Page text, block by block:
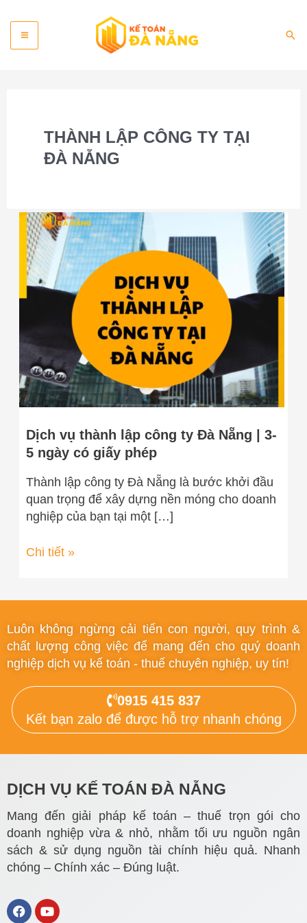
content
Main
Menu
THÀNH LẬP CÔNG TY TẠI
ĐÀ NẴNG
Dịch vụ thành lập công ty Đà Nẵng | 3-
5 ngày có giấy phép
Thành lập công ty Đà Nẵng là bước khởi đầu
quan trọng để xây dựng nền móng cho doanh
nghiệp của bạn tại một […]
Dịch
vụ
thành
lập
công
Nẵng
3-
5
ngày
có
giấy
phép
Chi tiết »
Luôn không ngừng cải tiến con người, quy trình &
chất lượng công việc để mang đến cho quý doanh
nghiệp dịch vụ kế toán - thuế chuyên nghiệp, uy tín!
0915 415 837
Kết bạn zalo để được hỗ trợ nhanh chóng
DỊCH VỤ KẾ TOÁN ĐÀ NẴNG
Mang đến giải pháp kế toán – thuế trọn gói cho
doanh nghiệp vừa & nhỏ, nhằm tối ưu nguồn ngân
sách & sử dụng nguồn tài chính hiệu quả. Nhanh
chóng – Chính xác – Đúng luật.
F
a
Y
o